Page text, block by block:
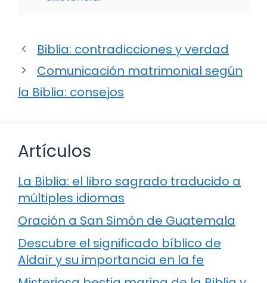
Biblia: contradicciones y verdad
Comunicación matrimonial según
la Biblia: consejos
Artículos
La Biblia: el libro sagrado traducido a
múltiples idiomas
Oración a San Simón de Guatemala
Descubre el significado bíblico de
Aldair y su importancia en la fe